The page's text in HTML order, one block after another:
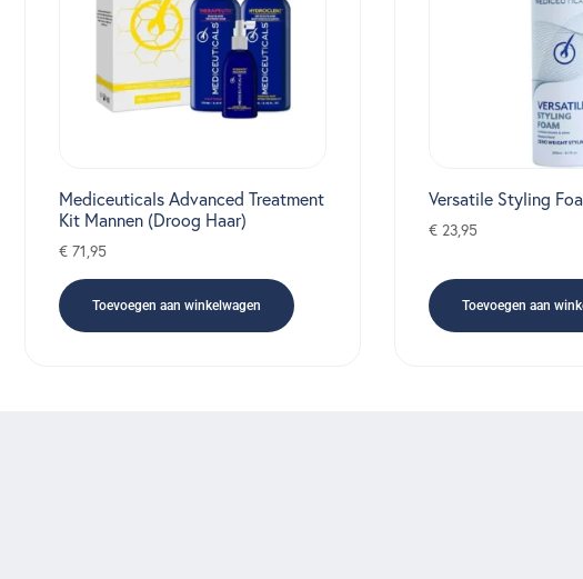
Mediceuticals Advanced Treatment
Kit Mannen (Droog Haar)
€ 71,95
Toevoegen aan winkelwagen
Versatile Styling
€23,95
Toevoegen aan